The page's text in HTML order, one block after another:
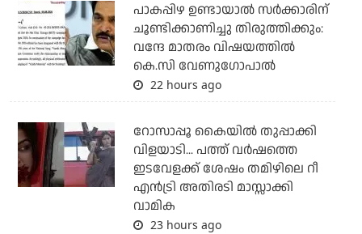
പാകപ്പിഴ ഉണ്ടായാല്‍ സര്‍ക്കാരിന്
ചൂണ്ടിക്കാണിച്ചു തിരുത്തിക്കും:
വന്ദേ മാതരം വിഷയത്തില്‍
കെ.സി വേണുഗോപാല്‍
22 hours ago
റോസാപ്പൂ കൈയില്‍ തുപ്പാക്കി
വിളയാടി... പത്ത് വര്‍ഷത്തെ
ഇടവേളക്ക് ശേഷം തമിഴിലെ റീ
എന്‍ട്രി അതിരടി മാസ്സാക്കി
വാമിക
23 hours ago